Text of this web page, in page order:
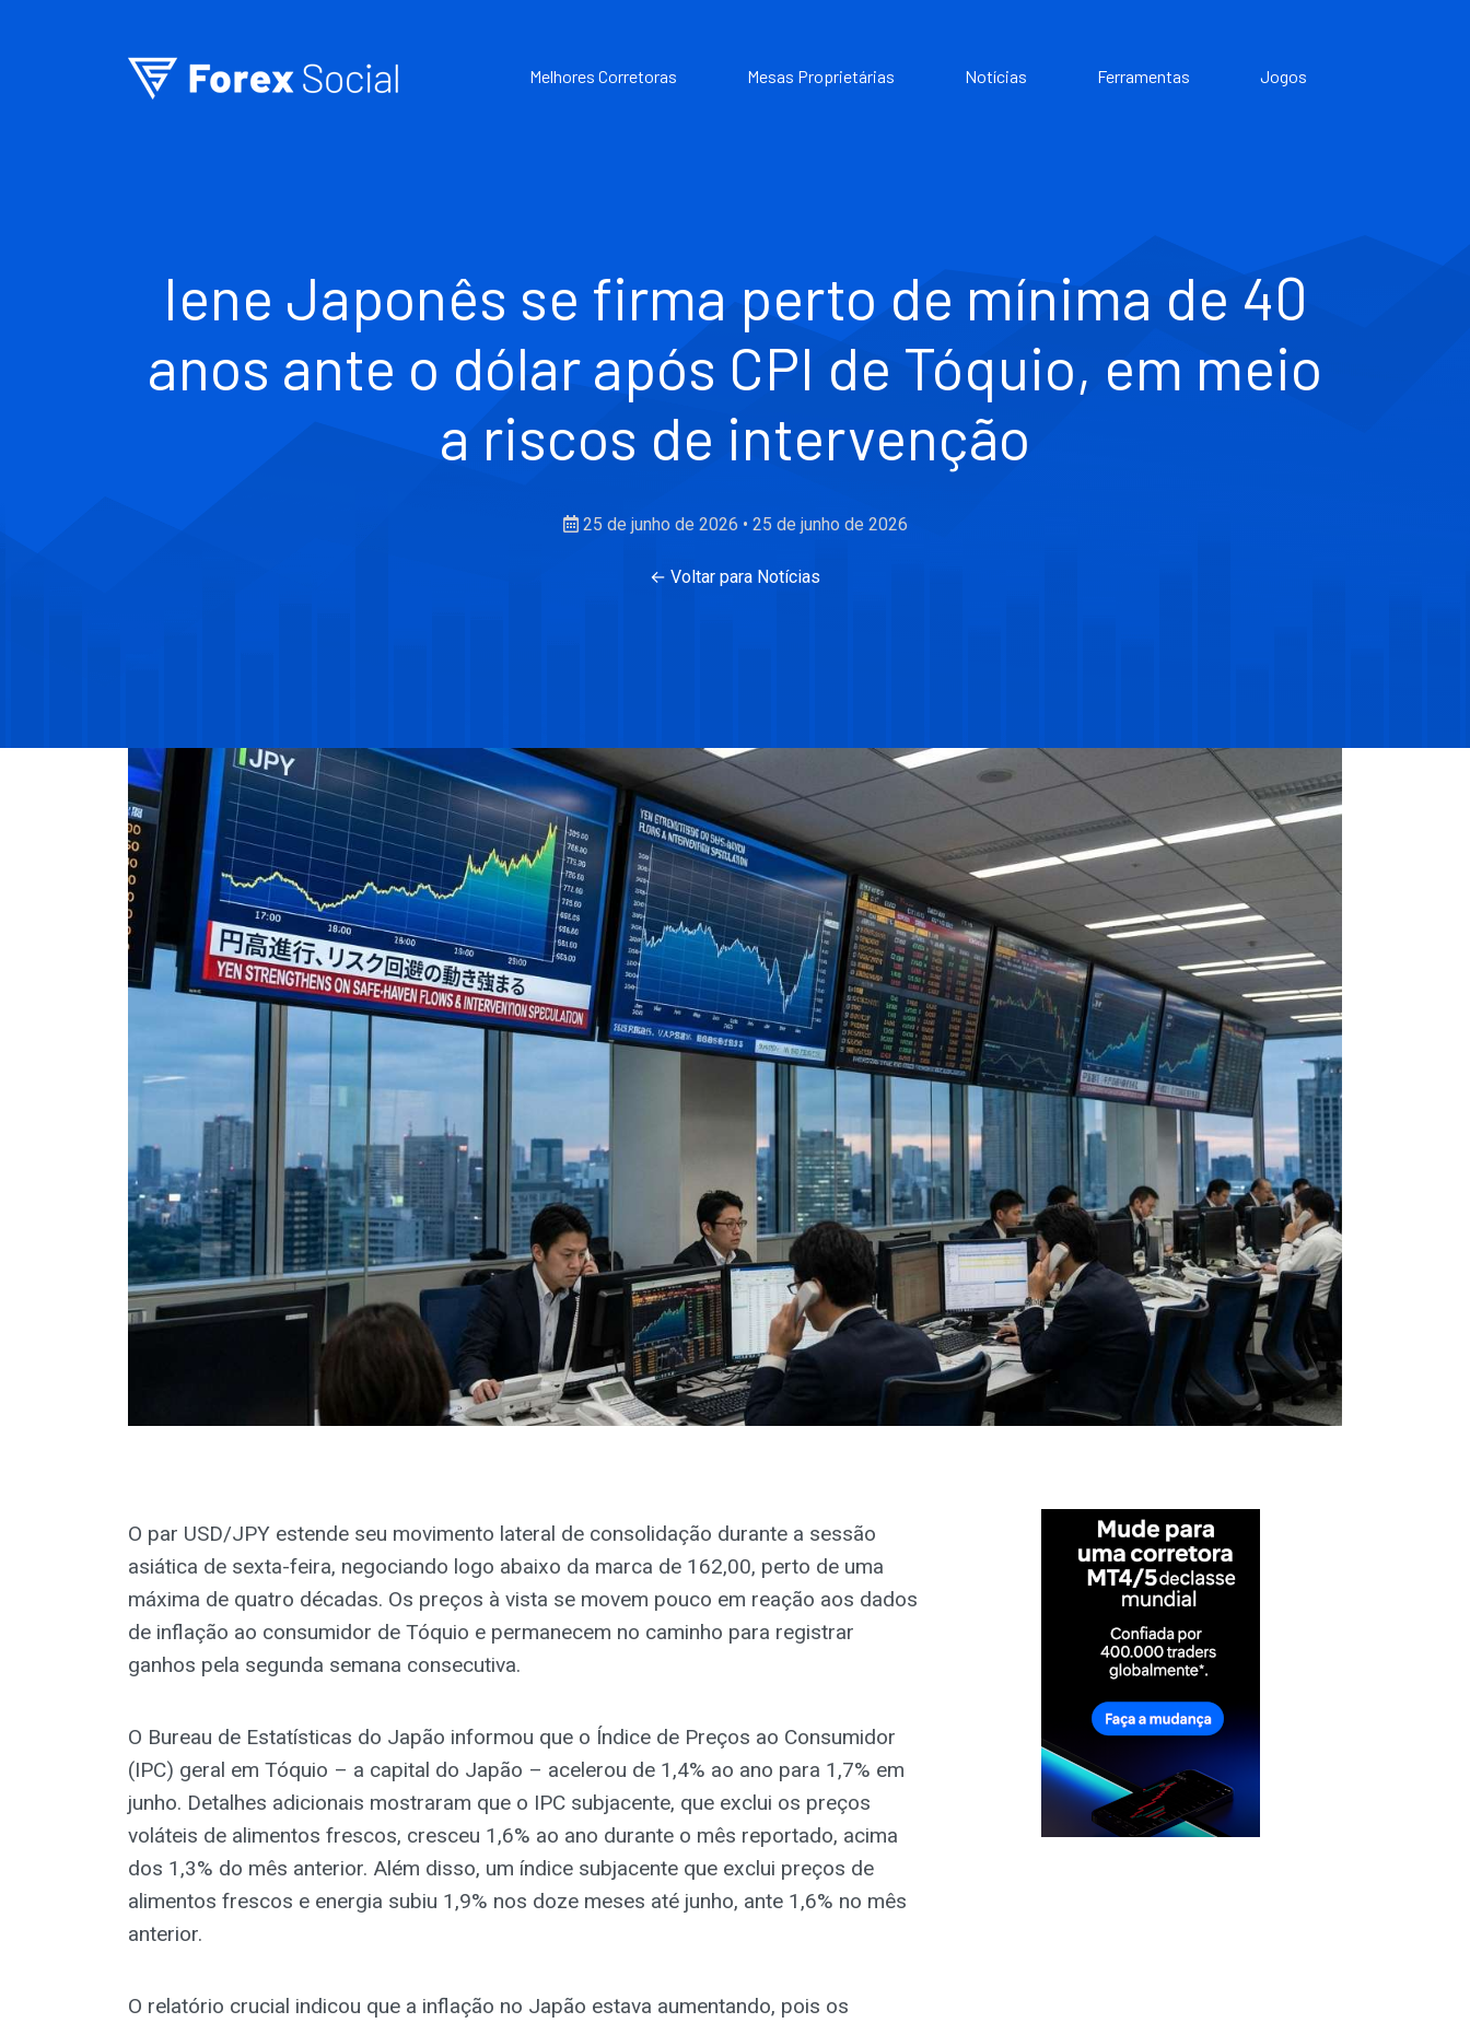
Melhores Corretoras Mesas Proprietárias Notícias Ferramentas Jogos
Iene Japonês se firma perto de mínima de 40
anos ante o dólar após CPI de Tóquio, em meio
a riscos de intervenção
25 de junho de 2026 • 25 de junho de 2026
← Voltar para Notícias
O par USD/JPY estende seu movimento lateral de consolidação durante a sessão
asiática de sexta-feira, negociando logo abaixo da marca de 162,00, perto de uma
máxima de quatro décadas. Os preços à vista se movem pouco em reação aos dados
de inflação ao consumidor de Tóquio e permanecem no caminho para registrar
ganhos pela segunda semana consecutiva.
O Bureau de Estatísticas do Japão informou que o Índice de Preços ao Consumidor
(IPC) geral em Tóquio – a capital do Japão – acelerou de 1,4% ao ano para 1,7% em
junho. Detalhes adicionais mostraram que o IPC subjacente, que exclui os preços
voláteis de alimentos frescos, cresceu 1,6% ao ano durante o mês reportado, acima
dos 1,3% do mês anterior. Além disso, um índice subjacente que exclui preços de
alimentos frescos e energia subiu 1,9% nos doze meses até junho, ante 1,6% no mês
anterior.
O relatório crucial indicou que a inflação no Japão estava aumentando, pois os